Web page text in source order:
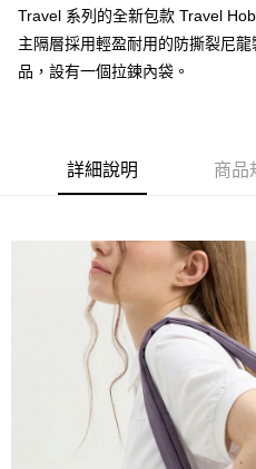
付款後萊爾富取貨
新竹貨運
貨到付款
每筆NT$110，滿NT$2,000(含以
Travel 系列的全新包款 Travel
主隔層採用輕盈耐用的防撕裂尼
品，設有一個拉鍊內袋。
詳細說明 商品